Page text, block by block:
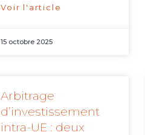
Voir l'article
15 octobre 2025
Arbitrage
d’investissement
intra-UE : deux